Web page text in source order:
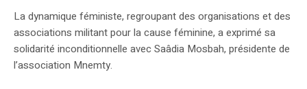
La dynamique féministe, regroupant des organisations et des
associations militant pour la cause féminine, a exprimé sa
solidarité inconditionnelle avec Saâdia Mosbah, présidente de
l’association Mnemty.